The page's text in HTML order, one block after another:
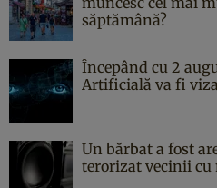
săptămână?
Începând cu 2
Artificială va fi
Un bărbat a fost
terorizat vecinii cu